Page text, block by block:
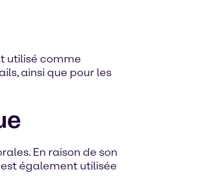
utilisé comme
ainsi que pour les
En raison de son
également utilisée